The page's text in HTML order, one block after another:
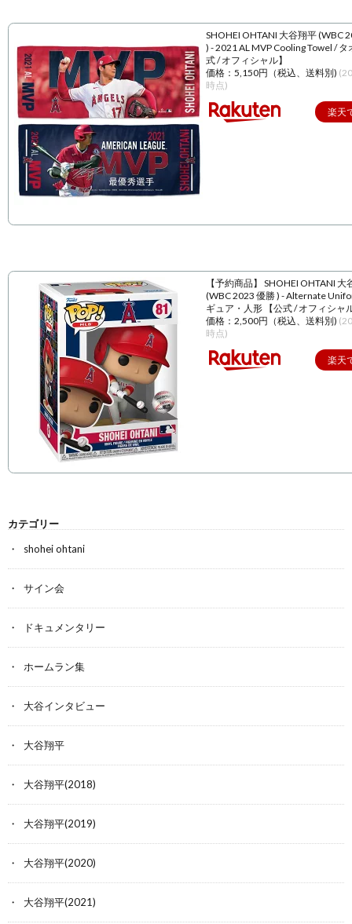
SHOHEI OHTANI 大谷翔平 (WBC
) - 2021 AL MVP Cooling Towel / タ
式 / オフィシャル】
価格：5,150円（税込、送料別)
時点)
楽天
【予約商品】 SHOHEI OHTANI 大
(WBC 2023 優勝 ) - Alternate
ギュア・人形 【公式 / オフィシャ
価格：2,500円（税込、送料別)
時点)
楽天
カテゴリー
shohei ohtani
サイン会
ドキュメンタリー
ホームラン集
大谷インタビュー
大谷翔平
大谷翔平(2018)
大谷翔平(2019)
大谷翔平(2020)
大谷翔平(2021)